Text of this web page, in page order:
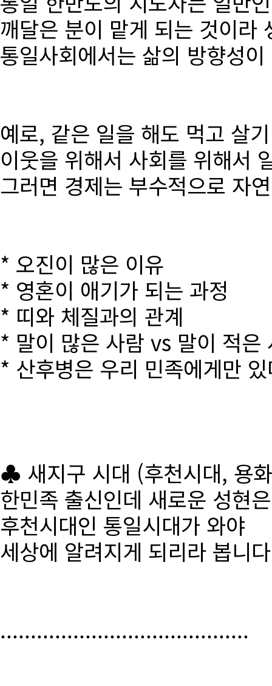
깨달은 분이 맡게 되는 것이라
통일사회에서는 삶의 방향성
예로, 같은 일을 해도 먹고 살
이웃을 위해서 사회를 위해서
그러면 경제는 부수적으로 자
* 오진이 많은 이유
* 영혼이 애기가 되는 과정
* 띠와 체질과의 관계
* 말이 많은 사람 vs 말이 적은
* 산후병은 우리 민족에게만
♣ 새지구 시대 (후천시대, 용
한민족 출신인데 새로운 성현
후천시대인 통일시대가 와야
세상에 알려지게 되리라 봅니
.........................................